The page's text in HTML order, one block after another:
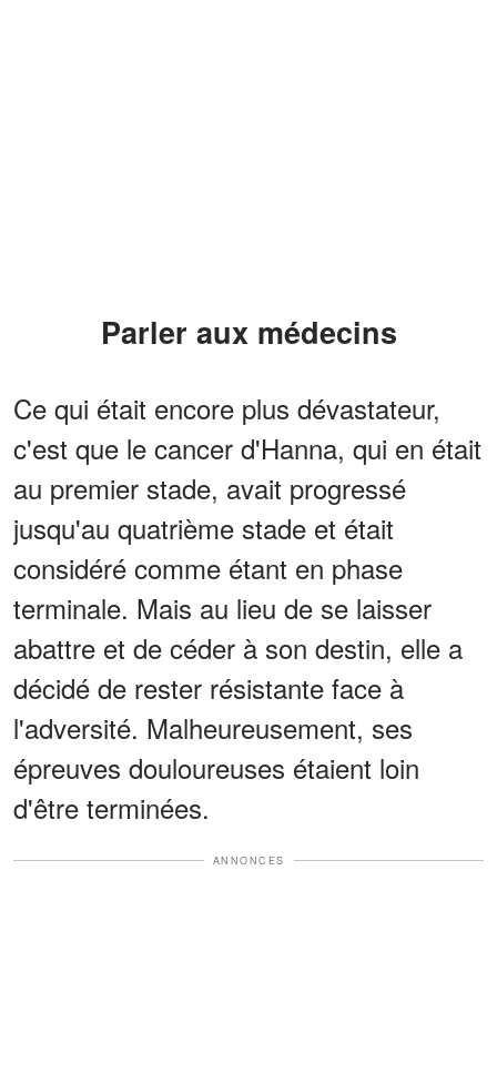
Parler aux médecins
Ce qui était encore plus dévastateur,
c'est que le cancer d'Hanna, qui en était
au premier stade, avait progressé
jusqu'au quatrième stade et était
considéré comme étant en phase
terminale. Mais au lieu de se laisser
abattre et de céder à son destin, elle a
décidé de rester résistante face à
l'adversité. Malheureusement, ses
épreuves douloureuses étaient loin
d'être terminées.
ANNONCES